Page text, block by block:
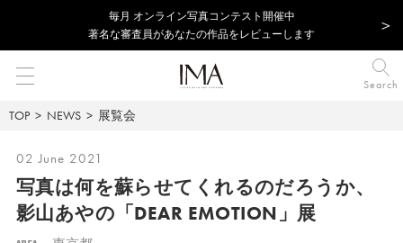
毎⽉ オンライン写真コンテスト開催中
著名な審査員があなたの作品をレビューします
Search
TOP NEWS 展覧会
02 June 2021
写真は何を蘇らせてくれるのだろうか、
影山あやの「DEAR EMOTION」展